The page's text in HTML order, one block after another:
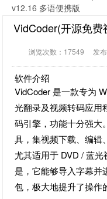
v12.16 多语便携版
VidCoder(开源免
浏览次数：17549 发
软件介绍
VidCoder 是一款专为
光翻录及视频转码应用
码引擎，功能十分强大
具，集视频下载、编辑
尤其适用于 DVD / 蓝
是，它能够导入字幕并
包，极大地提升了操作